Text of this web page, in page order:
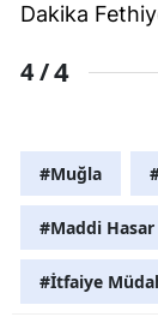
Dakika
4 /4
#Muğla
#Maddi Hasar
#İtfaiye